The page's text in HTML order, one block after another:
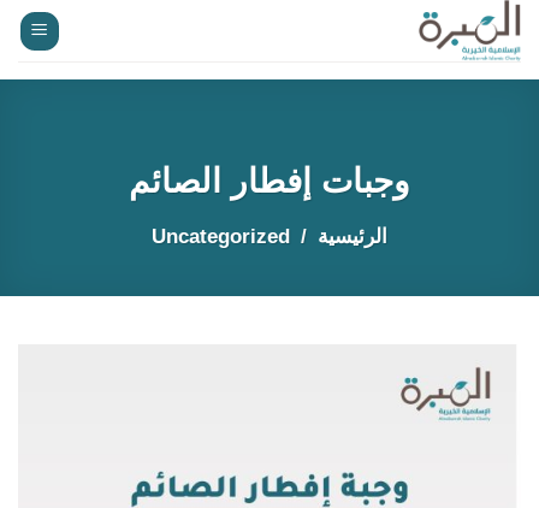
تخطي
للمحتوى
وجبات إفطار الصائم
الرئيسية Uncategorized